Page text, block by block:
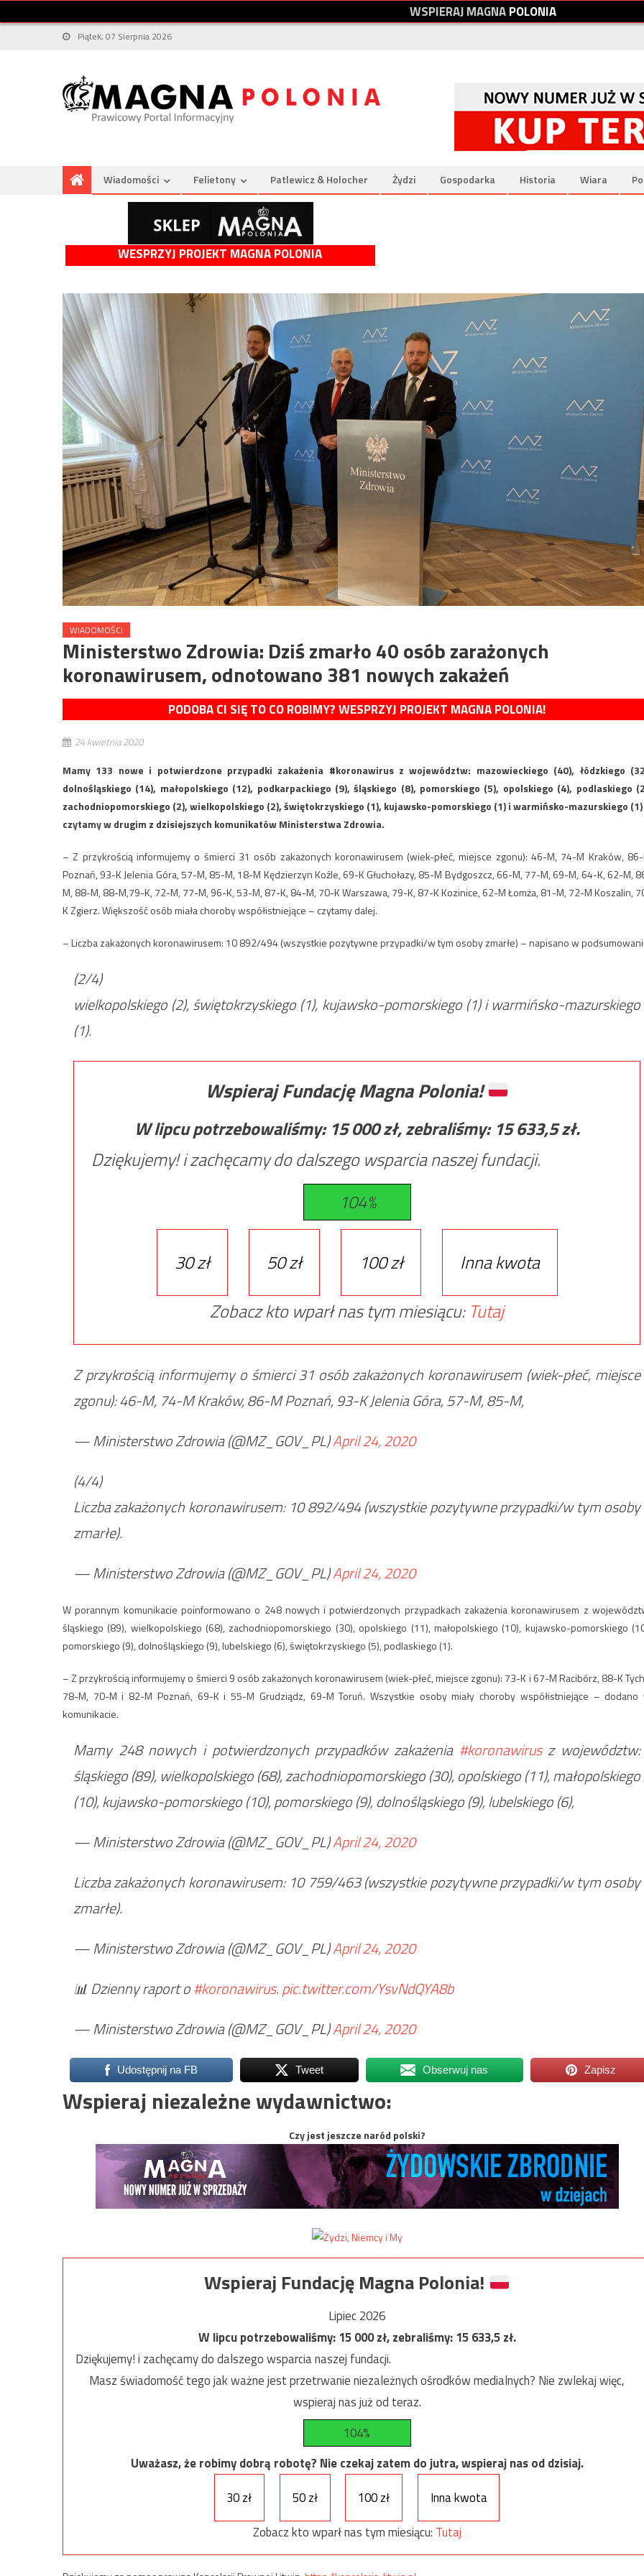
WSPIERAJMAGNAPOLONIA
Piątek, 07 Sierpnia 2026
Wiadomości Felietony Patlewicz & Holocher Żydzi Gospodarka Historia Wiara
WESPRZYJ PROJEKT MAGNA POLONIA
WIADOMOŚCI
Ministerstwo Zdrowia: Dziś zmarło 40 osób zarażonych
koronawirusem, odnotowano 381 nowych zakażeń
PODOBA CI SIĘ TO CO ROBIMY? WESPRZYJ PROJEKT MAGNA POLONIA!
24 kwietnia 2020
Mamy 133 nowe i potwierdzone przypadki zakażenia #koronawirus z województw: mazowieckiego (40), łódzkiego
dolnośląskiego (14), małopolskiego (12), podkarpackiego (9), śląskiego (8), pomorskiego (5), opolskiego (4), podlaskiego
zachodniopomorskiego (2), wielkopolskiego (2), świętokrzyskiego (1), kujawsko-pomorskiego (1) i warmińsko-mazurskiego
czytamy w drugim z dzisiejszych komunikatów Ministerstwa Zdrowia.
– Z przykrością informujemy o śmierci 31 osób zakażonych koronawirusem (wiek-płeć, miejsce zgonu): 46-M, 74-M Kraków,
Poznań, 93-K Jelenia Góra, 57-M, 85-M, 18-M Kędzierzyn Koźle, 69-K Głuchołazy, 85-M Bydgoszcz, 66-M, 77-M, 69-M, 64-K, 62-M,
M, 88-M, 88-M,79-K, 72-M, 77-M, 96-K, 53-M, 87-K, 84-M, 70-K Warszawa, 79-K, 87-K Kozinice, 62-M Łomża, 81-M, 72-M Koszalin,
K Zgierz. Większość osób miała choroby współistniejące – czytamy dalej.
– Liczba zakażonych koronawirusem: 10 892/494 (wszystkie pozytywne przypadki/w tym osoby zmarłe) – napisano w
(2/4)
wielkopolskiego (2), świętokrzyskiego (1), kujawsko-pomorskiego (1) i warmińsko-mazurskiego
(1).
Wspieraj Fundację Magna Polonia!
W lipcu potrzebowaliśmy: 15 000zł, zebraliśmy: 15 633,5zł.
Dziękujemy! i zachęcamy do dalszego wsparcia naszej fundacji.
104%
30 zł 50 zł 100 zł
Inna kwota
Zobacz kto wparł nas tym miesiącu: Tutaj
Z przykrością informujemy o śmierci 31 osób zakażonych koronawirusem (wiek-płeć, miejsce
zgonu): 46-M, 74-M Kraków, 86-M Poznań, 93-K Jelenia Góra, 57-M, 85-M,
— Ministerstwo Zdrowia (@MZ_GOV_PL)April 24, 2020
(4/4)
Liczba zakażonych koronawirusem: 10 892/494 (wszystkie pozytywne przypadki/w tym osoby
zmarłe).
— Ministerstwo Zdrowia (@MZ_GOV_PL)April 24, 2020
W porannym komunikacie poinformowano o 248 nowych i potwierdzonych przypadkach zakażenia koronawirusem z
śląskiego (89), wielkopolskiego (68), zachodniopomorskiego (30), opolskiego (11), małopolskiego (10), kujawsko-pomorskiego
pomorskiego (9), dolnośląskiego (9), lubelskiego (6), świętokrzyskiego (5), podlaskiego (1).
– Z przykrością informujemy o śmierci 9 osób zakażonych koronawirusem (wiek-płeć, miejsce zgonu): 73-K i 67-M Racibórz, 88-K
78-M, 70-M i 82-M Poznań, 69-K i 55-M Grudziądz, 69-M Toruń. Wszystkie osoby miały choroby współistniejące – dodano
komunikacie.
Mamy 248 nowych i potwierdzonych przypadków zakażenia #koronawirusz województw:
śląskiego (89), wielkopolskiego (68), zachodniopomorskiego (30), opolskiego (11), małopolskiego
(10), kujawsko-pomorskiego (10), pomorskiego (9), dolnośląskiego (9), lubelskiego (6),
— Ministerstwo Zdrowia (@MZ_GOV_PL)April 24, 2020
Liczba zakażonych koronawirusem: 10 759/463 (wszystkie pozytywne przypadki/w tym osoby
zmarłe).
— Ministerstwo Zdrowia (@MZ_GOV_PL)April 24, 2020
📊 Dzienny raport o#koronawirus.pic.twitter.com/YsvNdQYA8b
— Ministerstwo Zdrowia (@MZ_GOV_PL)April 24, 2020
Udostępnij na FB Tweet Obserwuj nas Zapisz
Wspieraj niezależne wydawnictwo:
Czy jest jeszcze naród polski?
Wspieraj Fundację Magna Polonia!
Lipiec 2026
W lipcu potrzebowaliśmy:15 000zł, zebraliśmy:15 633,5zł.
Dziękujemy! i zachęcamy do dalszego wsparcia naszej fundacji.
Masz świadomość tego jak ważne jest przetrwanie niezależnych ośrodków medialnych? Nie zwlekaj więc,
wspieraj nas już od teraz.
104%
Uważasz, że robimy dobrą robotę? Nie czekaj zatem do jutra, wspieraj nas od dzisiaj.
30 zł
50 zł 100 zł
Inna kwota
Zobacz kto wparł nas tym miesiącu: Tutaj